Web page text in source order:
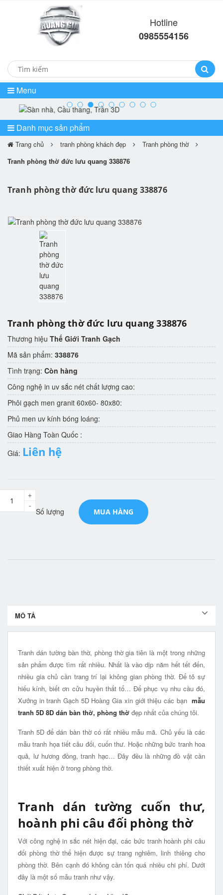
Hotline
0985554156
Menu
prev
Danh mục sản phẩm
Trang chủ tranh phòng khách đẹp
Tranh phòng thờ
Tranh phòng thờ đức lưu quang 338876
Tranh phòng thờ đức lưu quang 338876
Tranh phòng thờ đức lưu quang 338876
Thương hiệu Thế Giới Tranh Gạch
Mã sản phẩm: 338876
Tình trạng: Còn hàng
Công nghệ in uv sắc nét chất lượng cao:
Phôi gạch men granit 60x60- 80x80:
Phủ men uv kính bóng loáng:
Giao Hàng Toàn Quốc :
Giá: Liên hệ
Số lượng
-
+
MUA HÀNG
MÔ TẢ
Tranh dán tường bàn thờ, phòng thờ gia tiên là một trong những
sản phẩm được tìm rất nhiều. Nhất là vào dịp năm hết tết đến,
nhiều gia chủ cần trang trí lại không gian phòng thờ. Để tỏ sự
hiếu kính, biết ơn cửu huyền thất tổ… Để phục vụ nhu cầu đó,
Xưởng in tranh Gạch 5D Hoàng Gia xin giới thiệu các bạn mẫu
tranh 5D 8D dán bàn thờ, phòng thờ đẹp nhất của chúng tôi.
Tranh 5D để dán bàn thờ có rất nhiều mẫu mã. Chủ yếu là các
mẫu tranh họa tiết câu đối, cuốn thư. Hoặc những bức tranh hoa
quả, lư hương đồng, tranh hạc… Đây đều là những đồ vật cần
thiết xuất hiện ở trong phòng thờ.
Tranh dán tường cuốn thư,
hoành phi câu đối phòng thờ
Với công nghệ in sắc nét hiện đại, các bức tranh hoành phi câu
đối phòng thờ thể hiện được sự trang nghiêm, linh thiêng cho
phòng thờ. Bên cạnh đó không cần tốn quá nhiều chi phí. Dưới
đây là một số mẫu tranh như vậy.